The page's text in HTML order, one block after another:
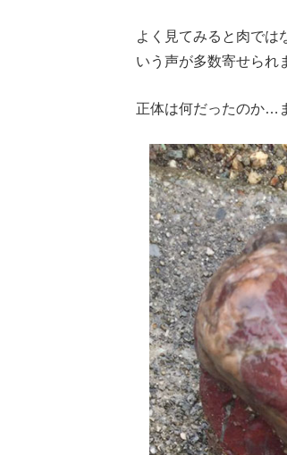
よく見てみると肉では
いう声が多数寄せられ
正体は何だったのか…